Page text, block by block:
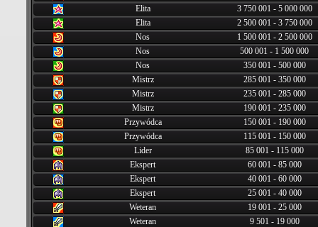
Elita
3 750 001 - 5 000 000
Elita
2 500 001 - 3 750 000
Nos
1 500 001 - 2 500 000
Nos
500 001 - 1 500 000
Nos
350 001 - 500 000
Mistrz
285 001 - 350 000
Mistrz
235 001 - 285 000
Mistrz
190 001 - 235 000
Przywódca
150 001 - 190 000
Przywódca
115 001 - 150 000
Lider
85 001 - 115 000
Ekspert
60 001 - 85 000
Ekspert
40 001 - 60 000
Ekspert
25 001 - 40 000
Weteran
19 001 - 25 000
Weteran
9 501 - 19 000